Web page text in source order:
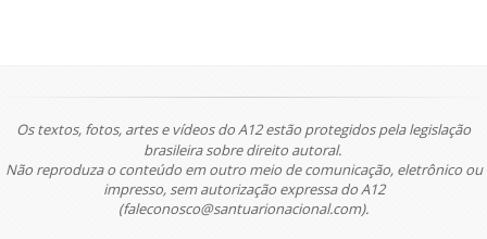
Os textos, fotos, artes e vídeos do A12 estão protegidos pela legislação
brasileira sobre direito autoral.
Não reproduza o conteúdo em outro meio de comunicação, eletrônico ou
impresso, sem autorização expressa do A12
(faleconosco@santuarionacional.com).